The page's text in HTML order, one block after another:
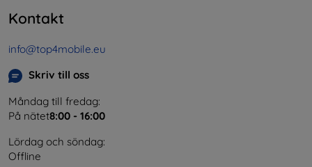
Kontakt
info@top4mobile.eu
Skriv till oss
Måndag till fredag:
På nätet8:00 - 16:00
Lördag och söndag:
Offline